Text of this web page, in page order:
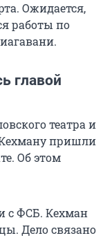
Ожидается,
работы по
главой
театра и
пришли
Об этом
с ФСБ. Кехман
Дело связано